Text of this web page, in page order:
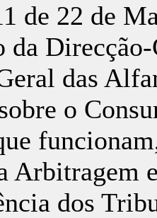
de 22 de
da
das
o
Arbitragem
dos